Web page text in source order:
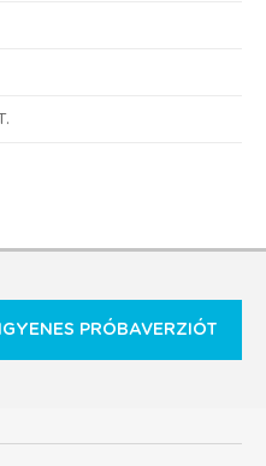
PRÓBAVERZIÓT